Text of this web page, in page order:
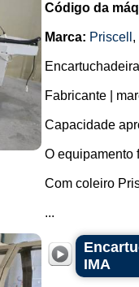
Código da
Marca: Priscell ,
Fabricante |
Capacidade
O equipamento
Com coleiro
...
IMA